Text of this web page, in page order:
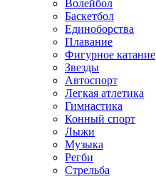
Волейбол
Баскетбол
Единоборства
Плавание
Фигурное катание
Звезды
Автоспорт
Легкая атлетика
Гимнастика
Конный спорт
Лыжи
Музыка
Регби
Стрельба